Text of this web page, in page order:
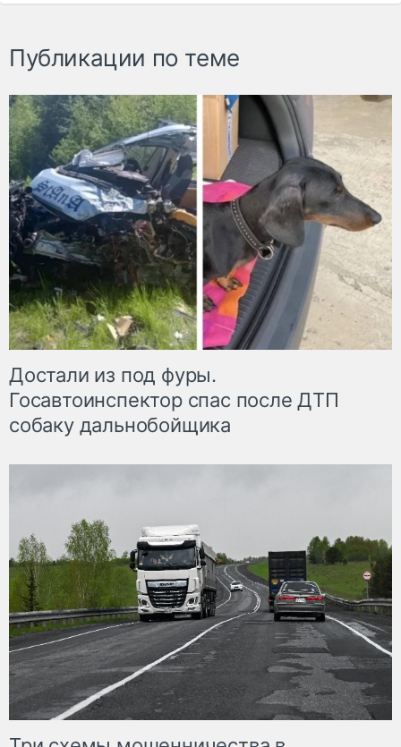
Публикации по теме
Достали из под фуры.
Госавтоинспектор спас после ДТП
собаку дальнобойщика